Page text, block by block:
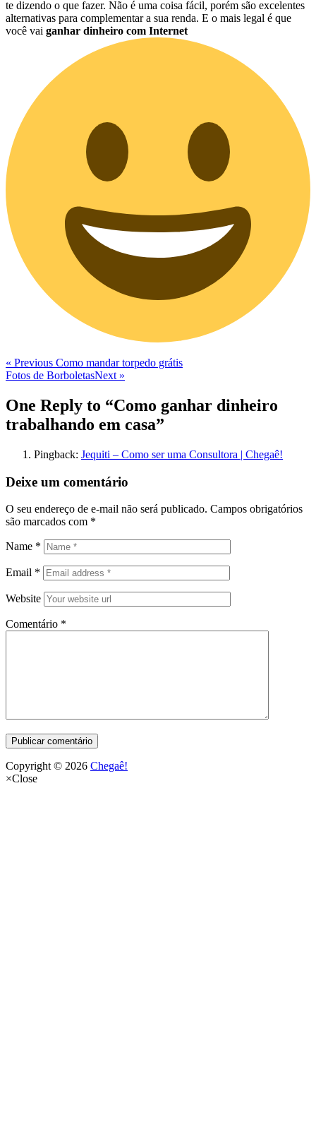
te dizendo o que fazer. Não é uma coisa fácil, porém são excelentes
alternativas para complementar a sua renda. E o mais legal é que
você vai ganhar dinheiro com Internet
Navegação
de
Post
Previous
Post
« Previous Como mandar torpedo grátis
Next
Fotos de BorboletasNext »
One Reply to “Como ganhar dinheiro
trabalhando em casa”
Pingback: Jequiti – Como ser uma Consultora | Chegaê!
Deixe um comentário
O seu endereço de e-mail não será publicado. Campos obrigatórios
são marcados com *
Name *
Email *
Website
Comentário *
Copyright © 2026 Chegaê!
×Close